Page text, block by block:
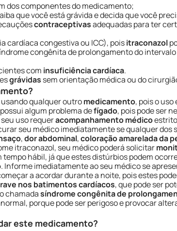
dos componentes do medicamento;
que você está grávida e decida que você
contraceptivasadequadas para ter
cardíaca congestiva ou ICC), poisitraconazol
congênita de prolongamento do
com insuficiência cardíaca.
grávidas sem orientação médica ou do
qualquer outromedicamento, pois o
algum problema defígado, pois pode ser
uso requeracompanhamento médico
seu médico imediatamente se qualquer
,dor abdominal,coloração amarelada da
itraconazol, seu médico poderá solicitar
hábil, já que estes distúrbios podem
. Informe imediatamente ao seu médico se
a acordar durante a noite, pois estes
nos batimentos cardíacos, que pode ser
chamadasíndrome congênita de
porque pode ser perigoso e provocar
este medicamento?